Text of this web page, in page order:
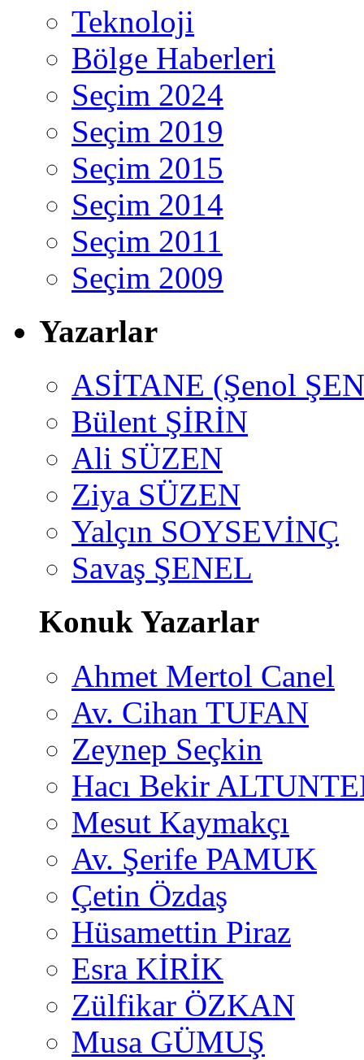
Teknoloji
Bölge Haberleri
Seçim 2024
Seçim 2019
Seçim 2015
Seçim 2014
Seçim 2011
Seçim 2009
Yazarlar
ASİTANE (Şenol
Bülent ŞİRİN
Ali SÜZEN
Ziya SÜZEN
Yalçın SOYSEVİNÇ
Savaş ŞENEL
Konuk Yazarlar
Ahmet Mertol Canel
Av. Cihan TUFAN
Zeynep Seçkin
Hacı Bekir
Mesut Kaymakçı
Av. Şerife PAMUK
Çetin Özdaş
Hüsamettin Piraz
Esra KİRİK
Zülfikar ÖZKAN
Musa GÜMUŞ